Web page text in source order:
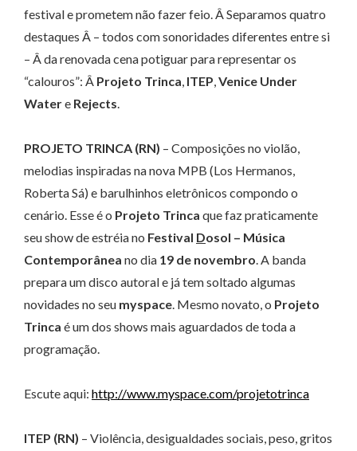
festival e prometem não fazer feio. Â Separamos quatro
destaques Â – todos com sonoridades diferentes entre si
– Â da renovada cena potiguar para representar os
“calouros”: Â Projeto Trinca, ITEP,Venice Under
Watere Rejects.
PROJETO TRINCA (RN) – Composições no violão,
melodias inspiradas na nova MPB (Los Hermanos,
Roberta Sá) e barulhinhos eletrônicos compondo o
cenário. Esse é o Projeto Trinca que faz praticamente
seu show de estréia no Festival Dosol – Música
Contemporânea no dia 19 de novembro. A banda
prepara um disco autoral e já tem soltado algumas
novidades no seu myspace. Mesmo novato, o Projeto
Trinca é um dos shows mais aguardados de toda a
programação.
Escute aqui: http://www.myspace.com/projetotrinca
ITEP (RN) – Violência, desigualdades sociais, peso, gritos